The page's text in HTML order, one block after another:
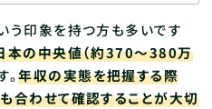
う印象を持つ方も多いです
本の中央値（約370〜380万
。年収の実態を把握する際
合わせて確認することが大切